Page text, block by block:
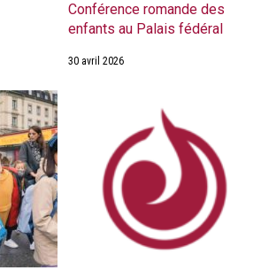
Conférence romande des
enfants au Palais fédéral
30 avril 2026